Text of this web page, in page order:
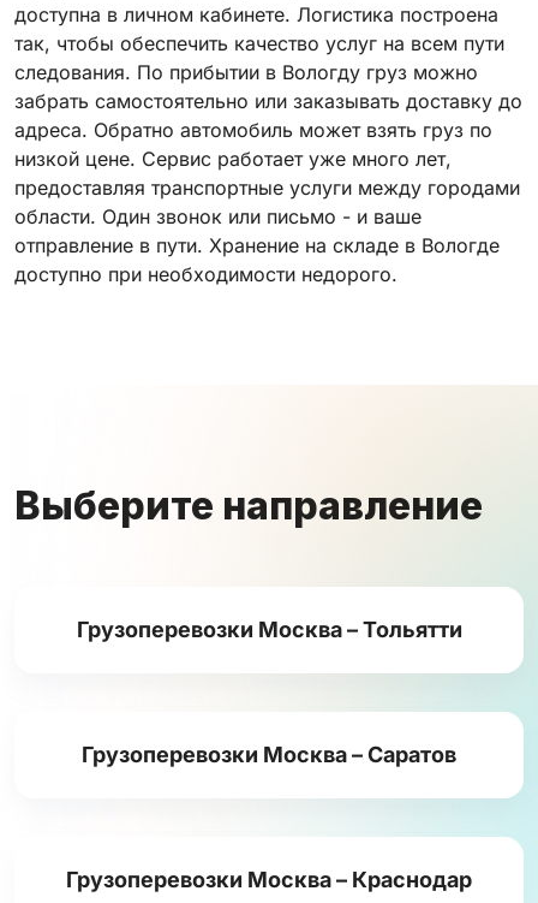
доступна в личном кабинете. Логистика построена
так, чтобы обеспечить качество услуг на всем пути
следования. По прибытии в Вологду груз можно
забрать самостоятельно или заказывать доставку до
адреса. Обратно автомобиль может взять груз по
низкой цене. Сервис работает уже много лет,
предоставляя транспортные услуги между городами
области. Один звонок или письмо - и ваше
отправление в пути. Хранение на складе в Вологде
доступно при необходимости недорого.
Выберите направление
Грузоперевозки Москва – Тольятти
Грузоперевозки Москва – Саратов
Грузоперевозки Москва – Краснодар